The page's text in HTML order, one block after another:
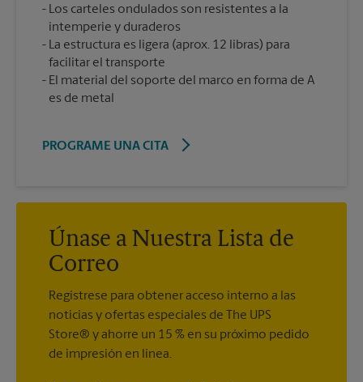
Los carteles ondulados son resistentes a la
intemperie y duraderos
La estructura es ligera (aprox. 12 libras) para
facilitar el transporte
El material del soporte del marco en forma de A
es de metal
PROGRAME UNA CITA
Únase a Nuestra Lista de
Correo
Regístrese para obtener acceso interno a las
noticias y ofertas especiales de The UPS
Store® y ahorre un 15 % en su próximo pedido
de impresión en línea.